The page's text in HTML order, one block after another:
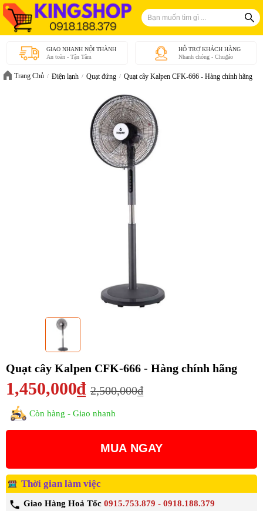
GIAO NHANH NỘI THÀNH
An toàn - Tận Tâm
HỖ TRỢ KHÁCH HÀNG
Nhanh chóng - Chu₫áo
Trang Chủ Điện lạnh Quạt đứng Quạt cây Kalpen CFK-666 - Hàng chính hãng
Quạt cây Kalpen CFK-666 - Hàng chính hãng
1,450,000₫ 2,500,000₫
Còn hàng - Giao nhanh
MUA NGAY
Thời gian làm việc
Giao Hàng Hoả Tốc 0915.753.879 - 0918.188.379